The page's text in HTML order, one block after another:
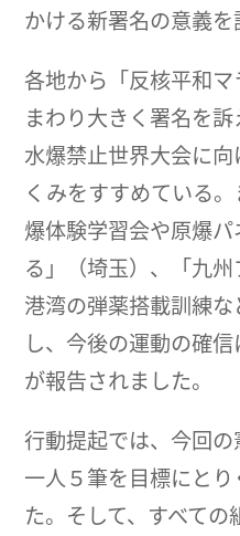
かける新署名の意義を
各地から「反核平和
まわり大きく署名を
水爆禁止世界大会に
くみをすすめている
爆体験学習会や原爆
る」（埼玉）、「九
港湾の弾薬搭載訓練
し、今後の運動の確
が報告されました。
行動提起では、今回
一人５筆を目標にと
た。そして、すべて